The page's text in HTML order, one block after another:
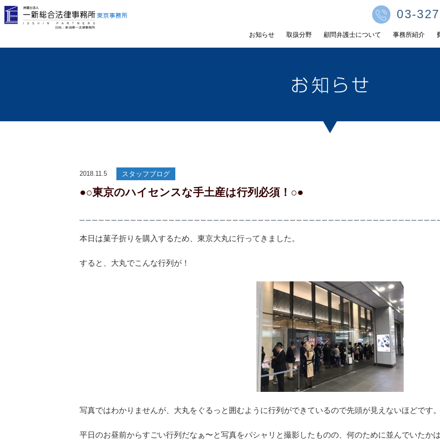
03-
お知らせ 取扱分野 顧問弁護士について 事務所紹介
2018.11.5 スタッフブログ
●○東京のハイセンスな手土産は行列必須！○●
本日は菓子折りを購入するため、東京大丸に行ってきました。
すると、大丸でこんな行列が！
写真ではわかりませんが、大丸をぐるっと囲むように行列ができているので先頭が見えないほどです。
平日のお昼前からすごい行列だなぁ〜と写真をパシャリと撮影したものの、 何のために並んでいたか